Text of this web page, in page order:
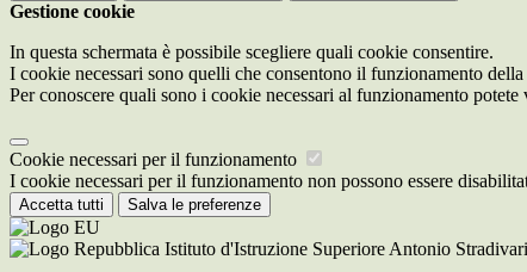
Gestione cookie
In questa schermata è possibile scegliere quali cookie consentire.
I cookie necessari sono quelli che consentono il funzionamento
Per conoscere quali sono i cookie necessari al funzionamento potete
Cookie necessari per il funzionamento
I cookie necessari per il funzionamento non possono essere
Accetta tutti Salva le preferenze
Istituto d'Istruzione Superiore Antonio